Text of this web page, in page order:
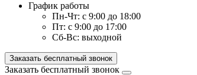
График работы
Пн-Чт: с 9:00 до 18:00
Пт: с 9:00 до 17:00
Сб-Вс: выходной
Заказать бесплатный звонок
Заказать бесплатный звонок